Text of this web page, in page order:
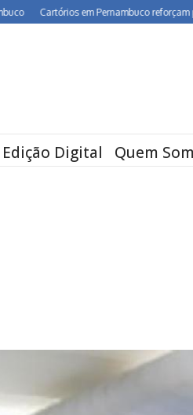
Cartórios em Pernambuco reforçam
Edição Digital Quem